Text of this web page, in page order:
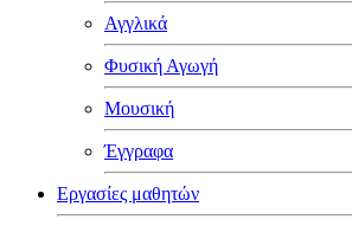
Αγγλικά
Φυσική Αγωγή
Μουσική
Έγγραφα
Εργασίες μαθητών